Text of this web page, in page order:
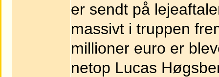
er sendt på
massivt i truppen
millioner euro er
netop Lucas